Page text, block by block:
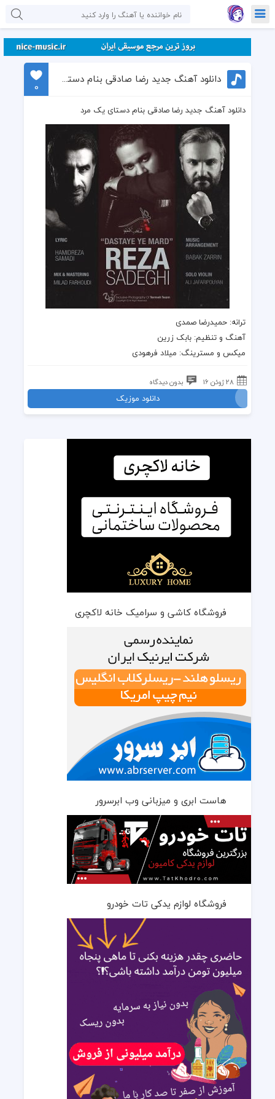
دانلود آهنگ جدید رضا صادقی بنام دستای یک مرد
0
دانلود آهنگ جدید رضا صادقی بنام دستای یک مرد
ترانه: حمیدرضا صمدی
آهنگ و تنظیم: بابک زرین
میکس و مسترینگ: میلاد فرهودی
28 ژوئن 16 بدون دیدگاه
دانلود موزیک
فروشگاه کاشی و سرامیک خانه لاکچری
هاست ابری و میزبانی وب ابرسرور
فروشگاه لوازم یدکی تات خودرو